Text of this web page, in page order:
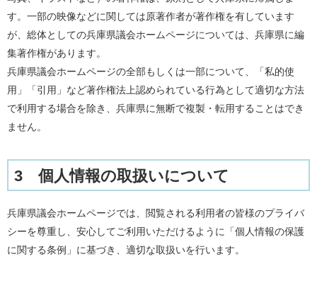
す。一部の映像などに関しては原著作者が著作権を有しています
が、総体としての兵庫県議会ホームページについては、兵庫県に編
集著作権があります。
兵庫県議会ホームページの全部もしくは一部について、「私的使
用」「引用」など著作権法上認められている行為として適切な方法
で利用する場合を除き、兵庫県に無断で複製・転用することはでき
ません。
3 個人情報の取扱いについて
兵庫県議会ホームページでは、閲覧される利用者の皆様のプライバ
シーを尊重し、安心してご利用いただけるように「個人情報の保護
に関する条例」に基づき、適切な取扱いを行います。